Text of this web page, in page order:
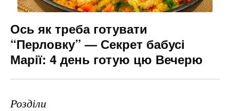
Ось як треба готувати
“Перловку” — Секрет бабусі
Марії: 4 день готую цю Вечерю
Розділи